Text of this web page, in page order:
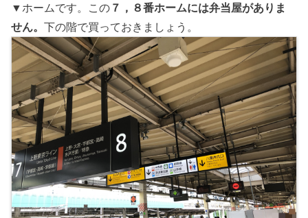
▼ホームです。この ７，８番ホームには弁当屋がありま
せん。下の階で買っておきましょう。